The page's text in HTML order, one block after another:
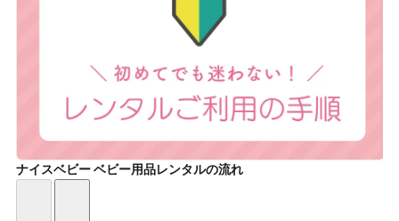
ナイスベビー ベビー用品レンタルの流れ